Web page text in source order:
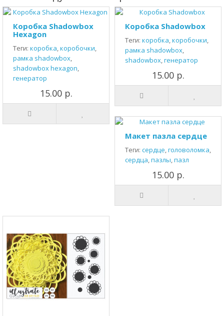
Коробка Shadowbox
Hexagon
Теги: коробка,коробочки,
рамка shadowbox,
shadowbox hexagon,
генератор
15.00 р.
Коробка Shadowbox
Теги: коробка,коробочки,
рамка shadowbox,
shadowbox,генератор
15.00 р.
Макет пазла сердце
Теги: сердце,головоломка,
сердца,пазлы,пазл
15.00 р.